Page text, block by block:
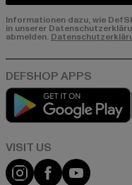
Informationen dazu, wie
in unserer
abmelden.
Visit our Instagram
Visit our
Visit